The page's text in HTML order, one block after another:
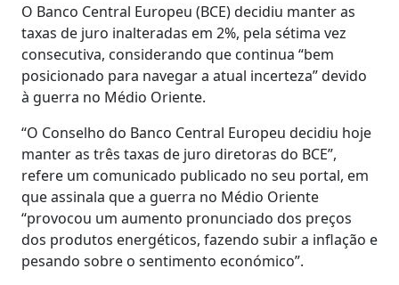
O Banco Central Europeu (BCE) decidiu manter as
taxas de juro inalteradas em 2%, pela sétima vez
consecutiva, considerando que continua “bem
posicionado para navegar a atual incerteza” devido
à guerra no Médio Oriente.
“O Conselho do Banco Central Europeu decidiu hoje
manter as três taxas de juro diretoras do BCE”,
refere um comunicado publicado no seu portal, em
que assinala que a guerra no Médio Oriente
“provocou um aumento pronunciado dos preços
dos produtos energéticos, fazendo subir a inflação e
pesando sobre o sentimento económico”.